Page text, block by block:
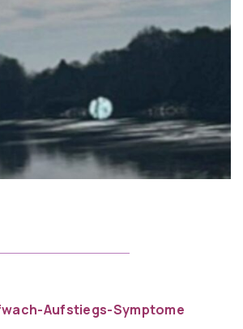
Aufstiegs-Symptome